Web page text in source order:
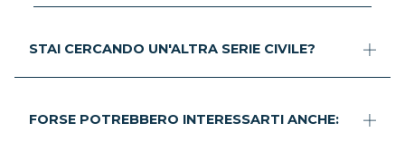
STAI CERCANDO UN'ALTRA SERIE CIVILE?
FORSE POTREBBERO INTERESSARTI ANCHE: